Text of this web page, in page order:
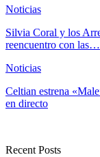
Noticias
Silvia Coral y los
reencuentro con las…
Noticias
Celtian estrena
en directo
Recent Posts